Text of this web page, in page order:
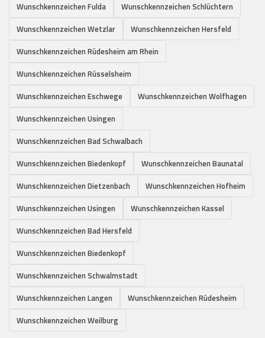
Wunschkennzeichen Fulda
Wunschkennzeichen Schlüchtern
Wunschkennzeichen Wetzlar
Wunschkennzeichen Hersfeld
Wunschkennzeichen Rüdesheim am Rhein
Wunschkennzeichen Rüsselsheim
Wunschkennzeichen Eschwege
Wunschkennzeichen Wolfhagen
Wunschkennzeichen Usingen
Wunschkennzeichen Bad Schwalbach
Wunschkennzeichen Biedenkopf
Wunschkennzeichen Baunatal
Wunschkennzeichen Dietzenbach
Wunschkennzeichen Hofheim
Wunschkennzeichen Usingen
Wunschkennzeichen Kassel
Wunschkennzeichen Bad Hersfeld
Wunschkennzeichen Biedenkopf
Wunschkennzeichen Schwalmstadt
Wunschkennzeichen Langen
Wunschkennzeichen Rüdesheim
Wunschkennzeichen Weilburg